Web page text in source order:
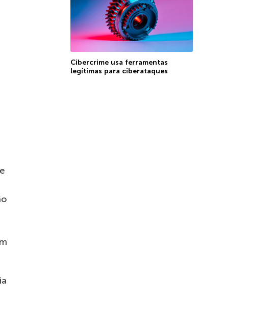
Cibercrime usa ferramentas
legítimas para ciberataques